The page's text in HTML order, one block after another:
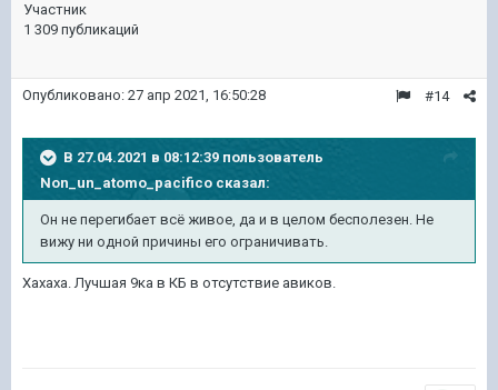
Участник
1 309 публикаций
#14
Опубликовано: 27 апр 2021, 16:50:28
В 27.04.2021 в 08:12:39 пользователь
Non_un_atomo_pacifico сказал:
Он не перегибает всё живое, да и в целом бесполезен. Не
вижу ни одной причины его ограничивать.
Хахаха. Лучшая 9ка в КБ в отсутствие авиков.